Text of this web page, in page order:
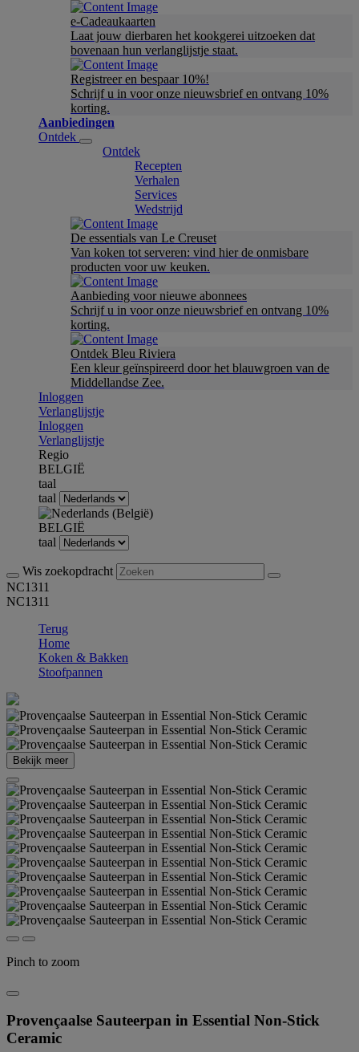
e-Cadeaukaarten
Laat jouw dierbaren het kookgerei uitzoeken dat
bovenaan hun verlanglijstje staat.
Registreer en bespaar 10%!
Schrijf u in voor onze nieuwsbrief en ontvang 10%
korting.
Aanbiedingen
Ontdek
Ontdek
Recepten
Verhalen
Services
Wedstrijd
De essentials van Le Creuset
Van koken tot serveren: vind hier de onmisbare
producten voor uw keuken.
Aanbieding voor nieuwe abonnees
Schrijf u in voor onze nieuwsbrief en ontvang 10%
korting.
Ontdek Bleu Riviera
Een kleur geïnspireerd door het blauwgroen van de
Middellandse Zee.
Inloggen
Verlanglijstje
Inloggen
Verlanglijstje
Regio
BELGIË
taal
taal
BELGIË
taal
Wis zoekopdracht
NC1311
NC1311
Terug
Home
Koken & Bakken
Stoofpannen
Bekijk meer
Pinch to zoom
Provençaalse Sauteerpan in Essential Non-Stick
Ceramic